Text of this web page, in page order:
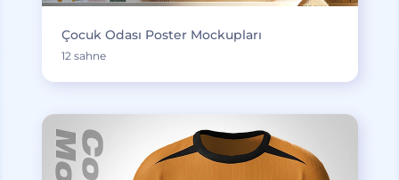
Çocuk Odası Poster Mockupları
12 sahne